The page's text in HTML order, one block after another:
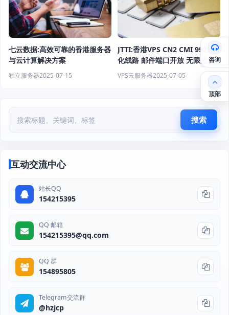
七云数据:高效可靠的香港服务器
与云计算解决方案
独立服务器2025-07-15
JTTI:香港VPS CN2 CMI 9929优
化线路 邮件端口开放 无限流量
VPS云服务器2025-07-05
搜索
互动交流中心
站长QQ
154215395
QQ 邮箱
154215395@qq.com
QQ 群
154895805
Telegram交流群
@hzjcp
咨询
顶部